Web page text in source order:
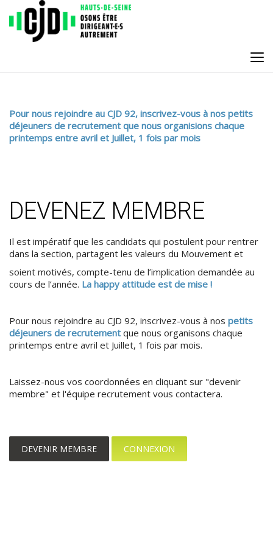
Pour nous rejoindre au CJD 92, inscrivez-vous à nos petits
déjeuners de recrutement que nous organisions chaque
printemps entre avril et Juillet, 1 fois par mois
DEVENEZ MEMBRE
Il est impératif que les candidats qui postulent pour rentrer
dans la section, partagent les valeurs du Mouvement et
soient motivés, compte-tenu de l’implication demandée au
cours de l’année. La happy attitude est de mise !
Pour nous rejoindre au CJD 92, inscrivez-vous à nos petits
déjeuners de recrutement que nous organisons chaque
printemps entre avril et Juillet, 1 fois par mois.
Laissez-nous vos coordonnées en cliquant sur "devenir
membre" et l'équipe recrutement vous contactera.
DEVENIR MEMBRE CONNEXION